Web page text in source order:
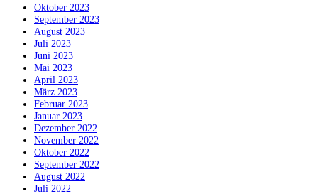
Oktober 2023
September 2023
August 2023
Juli 2023
Juni 2023
Mai 2023
April 2023
März 2023
Februar 2023
Januar 2023
Dezember 2022
November 2022
Oktober 2022
September 2022
August 2022
Juli 2022